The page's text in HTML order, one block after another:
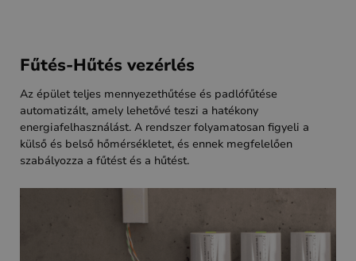
Fűtés-Hűtés vezérlés
Az épület teljes mennyezethűtése és padlófűtése
automatizált, amely lehetővé teszi a hatékony
energiafelhasználást. A rendszer folyamatosan figyeli a
külső és belső hőmérsékletet, és ennek megfelelően
szabályozza a fűtést és a hűtést.